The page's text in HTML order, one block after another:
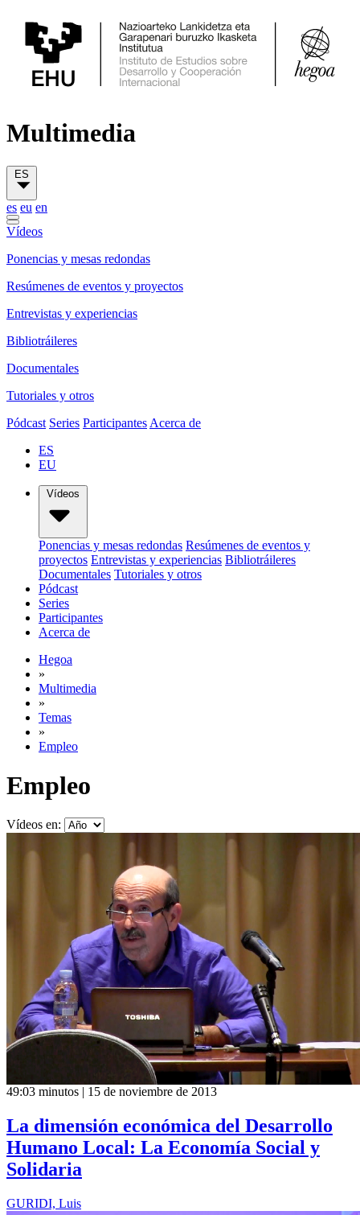
Multimedia
ES
es eu en
Vídeos
Ponencias y mesas redondas
Resúmenes de eventos y proyectos
Entrevistas y experiencias
Bibliotráileres
Documentales
Tutoriales y otros
Pódcast Series Participantes Acerca de
ES
EU
Vídeos
Ponencias y mesas redondas Resúmenes de eventos y
proyectos Entrevistas y experiencias Bibliotráileres
Documentales Tutoriales y otros
Pódcast
Series
Participantes
Acerca de
Hegoa
»
Multimedia
»
Temas
»
Empleo
Empleo
Vídeos en:
49:03 minutos | 15 de noviembre de 2013
La dimensión económica del Desarrollo
Humano Local: La Economía Social y
Solidaria
GURIDI, Luis